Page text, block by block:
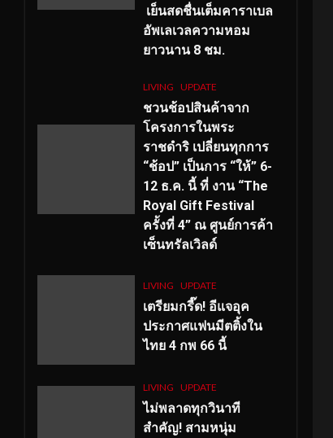
เย็นสดชื่นเต็มคาราเบล
อัพเลเวลความหอม
ยาวนาน 8 ชม.
LIVING UPDATE
ชวนช้อปสินค้าจาก
โครงการในพระ
ราชดำริ เปลี่ยนทุกการ
“ช้อป” เป็นการ “ให้” 6-
12 ธ.ค. นี้ ที่ งาน “The
Royal Gift Festival
ครั้งที่ 4” ณ ศูนย์การค้า
เซ็นทรัลเวิลด์
LIVING UPDATE
เตรียมกรี๊ด! อีแจอุค
ประกาศแฟนมีตติ้งใน
ไทย 4 กพ 66 นี้
LIVING UPDATE
ไม่พลาดทุกวินาที
สำคัญ! สามหนุ่ม